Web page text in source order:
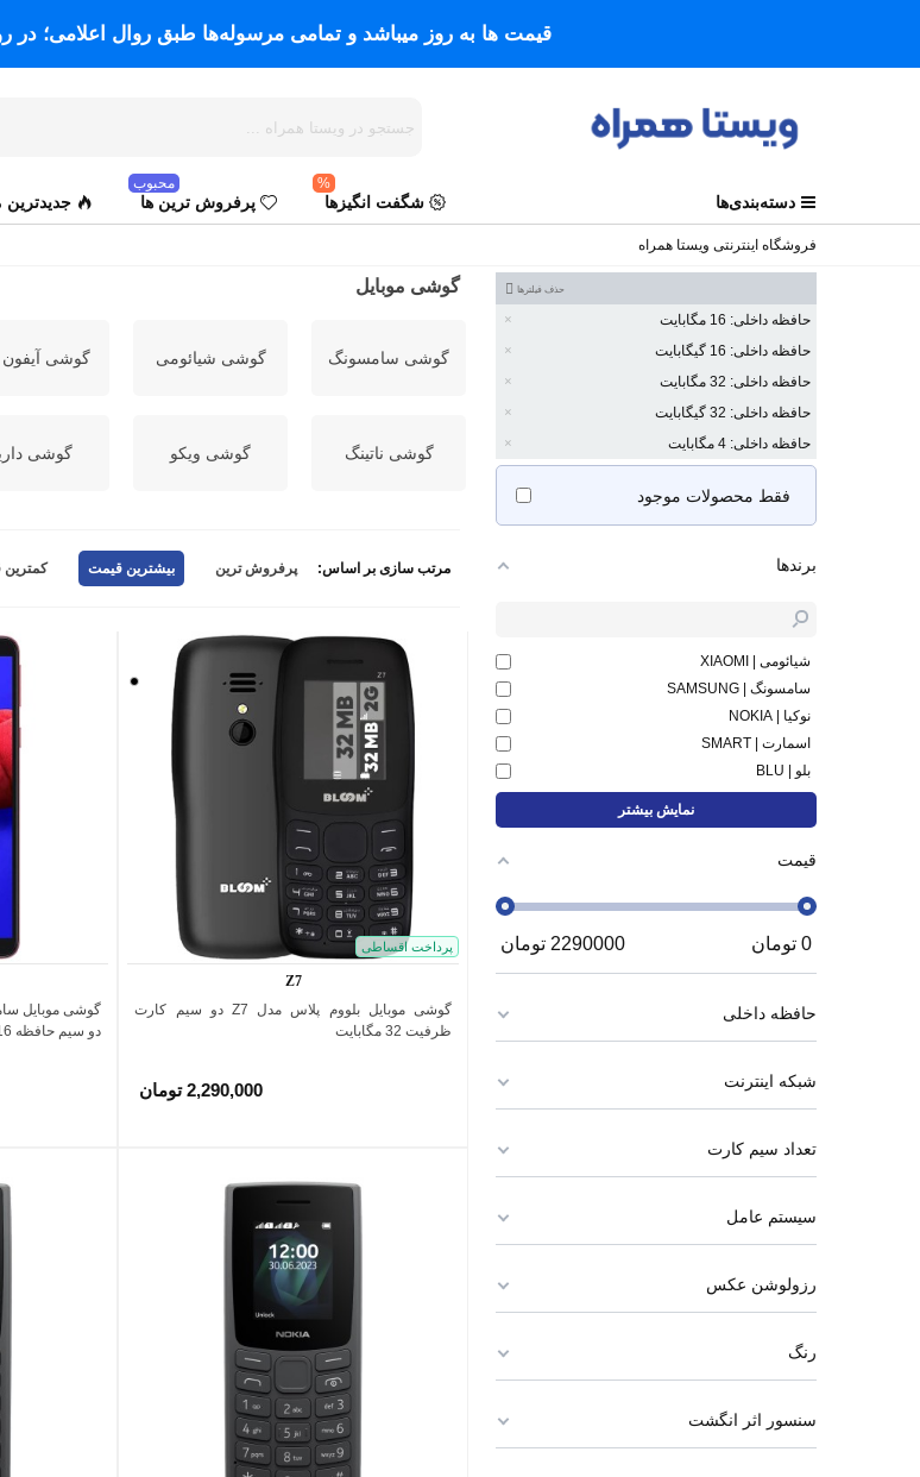
قیمت ها به روز میباشد و تمامی مرسوله‌ها طبق روال اعلامی؛
دسته‌بندی‌ها شگفت انگیزها
%
پرفروش ترین ها
محبوب
فروشگاه اینترنتی ویستا همراه
حذف فیلترها
حافظه داخلی: 16 مگابایت
حافظه داخلی: 16 گیگابایت
حافظه داخلی: 32 مگابایت
حافظه داخلی: 32 گیگابایت
حافظه داخلی: 4 مگابایت
فقط محصولات موجود
برندها
شیائومی | XIAOMI
سامسونگ | SAMSUNG
نوکیا | NOKIA
اسمارت | SMART
بلو | BLU
نمایش بیشتر
قیمت
0 تومان 2290000 تومان
حافظه داخلی
شبکه اینترنت
تعداد سیم کارت
سیستم عامل
رزولوشن عکس
رنگ
سنسور اثر انگشت
گوشی موبایل
گوشی سامسونگ گوشی شیائومی گوشی آیفون
گوشی ناتینگ گوشی ویکو گوشی
مرتب سازی بر اساس: پرفروش ترین بیشترین قیمت
پرداخت اقساطی
اضافه به مقایسه
مشکی
Z7
گوشی موبایل بلووم پلاس مدل Z7 دو سیم کارت
ظرفیت 32 مگابایت
2,290,000 تومان
دو سیم حافظه 16 گیگابایت و رم 1 گیگابایت